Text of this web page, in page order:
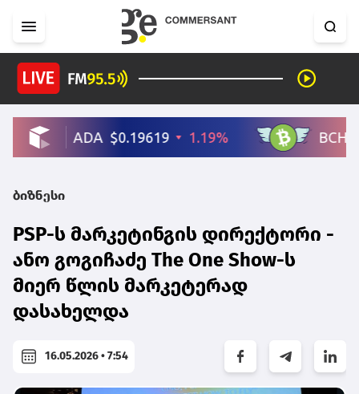
ბიზნესი
PSP-ს მარკეტინგის დირექტორი -
ანო გოგიჩაძე The One Show-ს
მიერ წლის მარკეტერად
დასახელდა
16.05.2026 • 7:54